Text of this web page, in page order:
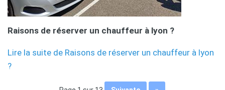
Raisons de réserver un chauffeur à lyon ?
Lire la suite de Raisons de réserver un chauffeur à lyon
?